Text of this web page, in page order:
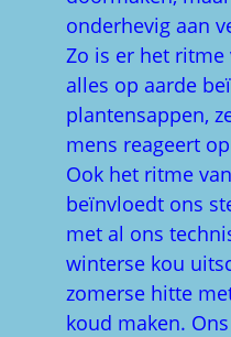
onderhevig aan
Zo is er het ritme
alles op aarde
plantensappen,
mens reageert
Ook het ritme
beïnvloedt ons
met al ons
winterse kou
zomerse hitte
koud maken.